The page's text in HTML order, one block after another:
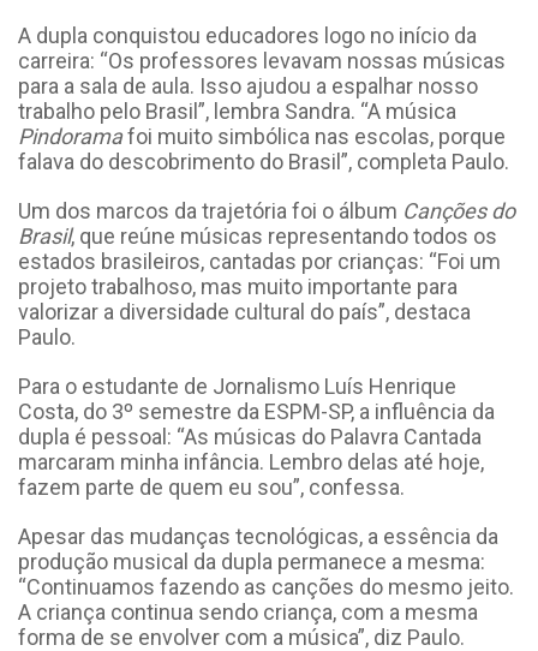
A dupla conquistou educadores logo no início da
carreira: “Os professores levavam nossas músicas
para a sala de aula. Isso ajudou a espalhar nosso
trabalho pelo Brasil”, lembra Sandra. “A música
Pindoramafoi muito simbólica nas escolas, porque
falava do descobrimento do Brasil”, completa Paulo.
Um dos marcos da trajetória foi o álbum Canções do
Brasil, que reúne músicas representando todos os
estados brasileiros, cantadas por crianças: “Foi um
projeto trabalhoso, mas muito importante para
valorizar a diversidade cultural do país”, destaca
Paulo.
Para o estudante de Jornalismo Luís Henrique
Costa, do 3º semestre da ESPM-SP, a influência da
dupla é pessoal: “As músicas do Palavra Cantada
marcaram minha infância. Lembro delas até hoje,
fazem parte de quem eu sou”, confessa.
Apesar das mudanças tecnológicas, a essência da
produção musical da dupla permanece a mesma:
“Continuamos fazendo as canções do mesmo jeito.
A criança continua sendo criança, com a mesma
forma de se envolver com a música”, diz Paulo.